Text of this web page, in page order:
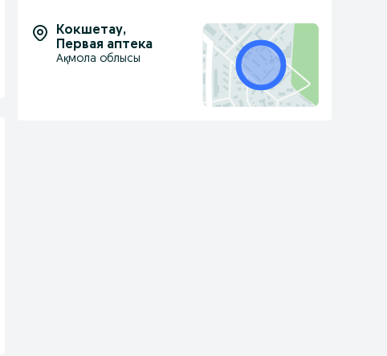
Кокшетау,
Первая аптека
Ақмола облысы